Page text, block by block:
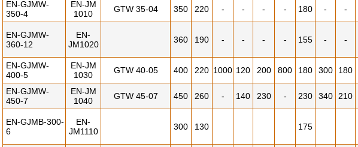
EN-GJMW-
350-4
EN-JM
1010
GTW 35-04 350 220 - - - - 180 - -
EN-GJMW-
360-12
EN-
JM1020
360 190 - - - - 155 - -
EN-GJMW-
400-5
EN-JM
1030
GTW 40-05 400 220 1000 120 200 800 180 300 180
EN-GJMW-
450-7
EN-JM
1040
GTW 45-07 450 260 - 140 230 - 230 340 210
EN-GJMB-300-
6
EN-
JM1110
300 130 175